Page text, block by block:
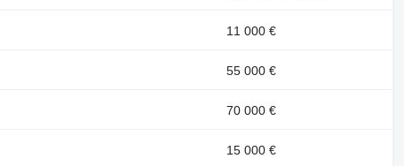
11 000 €
55 000 €
70 000 €
15 000 €